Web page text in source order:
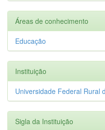
Áreas de conhecimento
Educação
Instituição
Universidade Federal Rural
Sigla da Instituição